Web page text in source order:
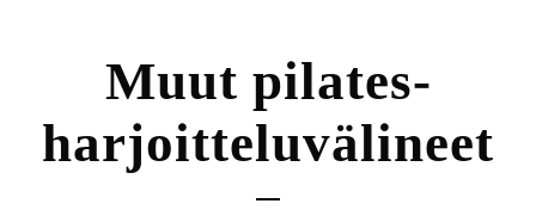
Muut pilates-
harjoitteluvälineet